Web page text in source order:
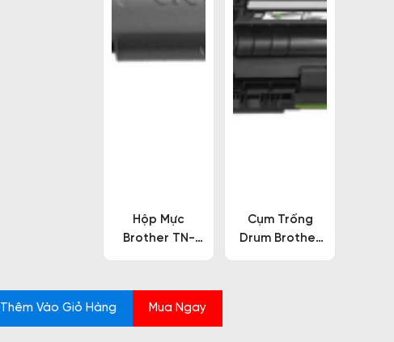
Hộp Mực
Brother TN-
Cụm Trống
Drum Brother
Thêm Vào Giỏ Hàng Mua Ngay